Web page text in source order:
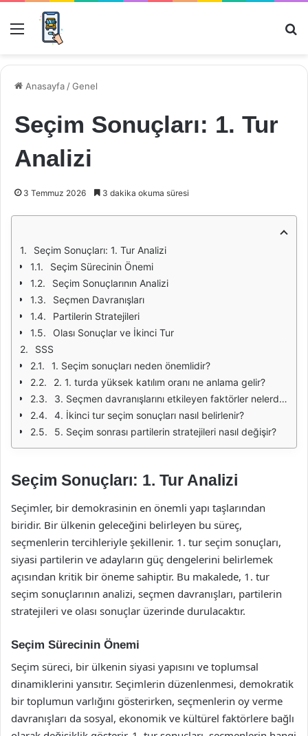
Menü
Anasayfa /Genel
Seçim Sonuçları: 1. Tur
Analizi
3 Temmuz 2026 3 dakika okuma süresi
Seçim Sonuçları: 1. Tur Analizi
Seçim Sürecinin Önemi
Seçim Sonuçlarının Analizi
Seçmen Davranışları
Partilerin Stratejileri
Olası Sonuçlar ve İkinci Tur
SSS
1. Seçim sonuçları neden önemlidir?
2. 1. turda yüksek katılım oranı ne anlama gelir?
3. Seçmen davranışlarını etkileyen faktörler nelerdir?
4. İkinci tur seçim sonuçları nasıl belirlenir?
5. Seçim sonrası partilerin stratejileri nasıl değişir?
Seçim Sonuçları: 1. Tur Analizi
Seçimler, bir demokrasinin en önemli yapı taşlarından
biridir. Bir ülkenin geleceğini belirleyen bu süreç,
seçmenlerin tercihleriyle şekillenir. 1. tur seçim sonuçları,
siyasi partilerin ve adayların güç dengelerini belirlemek
açısından kritik bir öneme sahiptir. Bu makalede, 1. tur
seçim sonuçlarının analizi, seçmen davranışları, partilerin
stratejileri ve olası sonuçlar üzerinde durulacaktır.
Seçim Sürecinin Önemi
Seçim süreci, bir ülkenin siyasi yapısını ve toplumsal
dinamiklerini yansıtır. Seçimlerin düzenlenmesi, demokratik
bir toplumun varlığını gösterirken, seçmenlerin oy verme
davranışları da sosyal, ekonomik ve kültürel faktörlere bağlı